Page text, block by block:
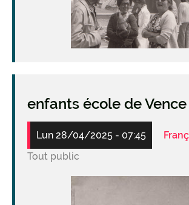
enfants école de Vence
Lun 28/04/2025 - 07:45
Tout public